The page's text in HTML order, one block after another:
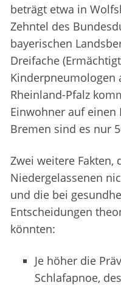
beträgt etwa in
Zehntel des
bayerischen
Dreifache
Kinderpneumologen
Rheinland-Pfalz
Einwohner auf einen
Bremen sind es nur
Zwei weitere Fakten,
Niedergelassenen
und die bei
Entscheidungen
könnten:
Je höher die
Schlafapnoe,